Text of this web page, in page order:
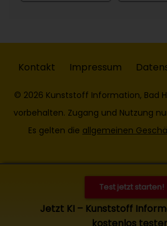
Test jetzt starten!
Jetzt KI – Kunststoff
Kontakt Impressum
© 2026 Kunststoff Information, Bad
vorbehalten. Zugang und Nutzung
Es gelten die allgemeinen